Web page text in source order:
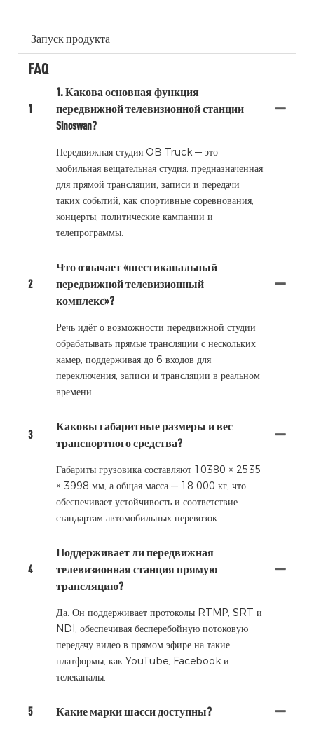
Запуск продукта
FAQ
1
1. Какова основная функция
передвижной телевизионной станции
Sinoswan?
Передвижная студия OB Truck — это
мобильная вещательная студия, предназначенная
для прямой трансляции, записи и передачи
таких событий, как спортивные соревнования,
концерты, политические кампании и
телепрограммы.
2
Что означает «шестиканальный
передвижной телевизионный
комплекс»?
Речь идёт о возможности передвижной студии
обрабатывать прямые трансляции с нескольких
камер, поддерживая до 6 входов для
переключения, записи и трансляции в реальном
времени.
3
Каковы габаритные размеры и вес
транспортного средства?
Габариты грузовика составляют 10380 × 2535
× 3998 мм, а общая масса — 18 000 кг, что
обеспечивает устойчивость и соответствие
стандартам автомобильных перевозок.
4
Поддерживает ли передвижная
телевизионная станция прямую
трансляцию?
Да. Он поддерживает протоколы RTMP, SRT и
NDI, обеспечивая бесперебойную потоковую
передачу видео в прямом эфире на такие
платформы, как YouTube, Facebook и
телеканалы.
5 Какие марки шасси доступны?